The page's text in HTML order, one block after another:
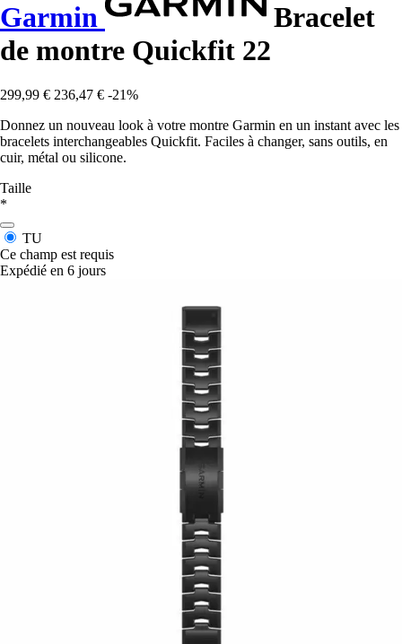
Garmin
Bracelet
de montre Quickfit 22
299,99 € 236,47 € -21%
Donnez un nouveau look à votre montre Garmin en un instant avec les
bracelets interchangeables Quickfit. Faciles à changer, sans outils, en
cuir, métal ou silicone.
Taille
*
TU
Ce champ est requis
Expédié en 6 jours